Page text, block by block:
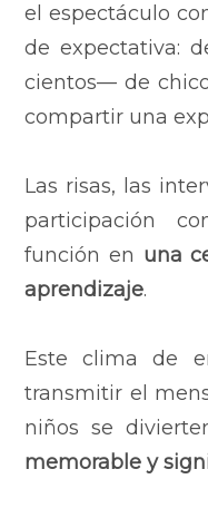
el espectáculo
de expectativa:
cientos— de
compartir una
Las risas, las
participación
función en una
aprendizaje.
Este clima de
transmitir el
niños se
memorable y